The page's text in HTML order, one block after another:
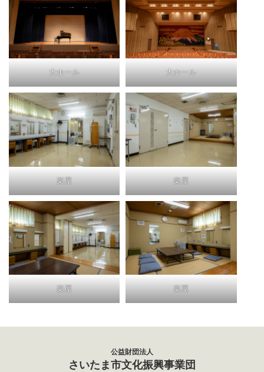
大ホール 大ホール
楽屋 楽屋
楽屋 楽屋
公益財団法人
さいたま市文化振興事業団